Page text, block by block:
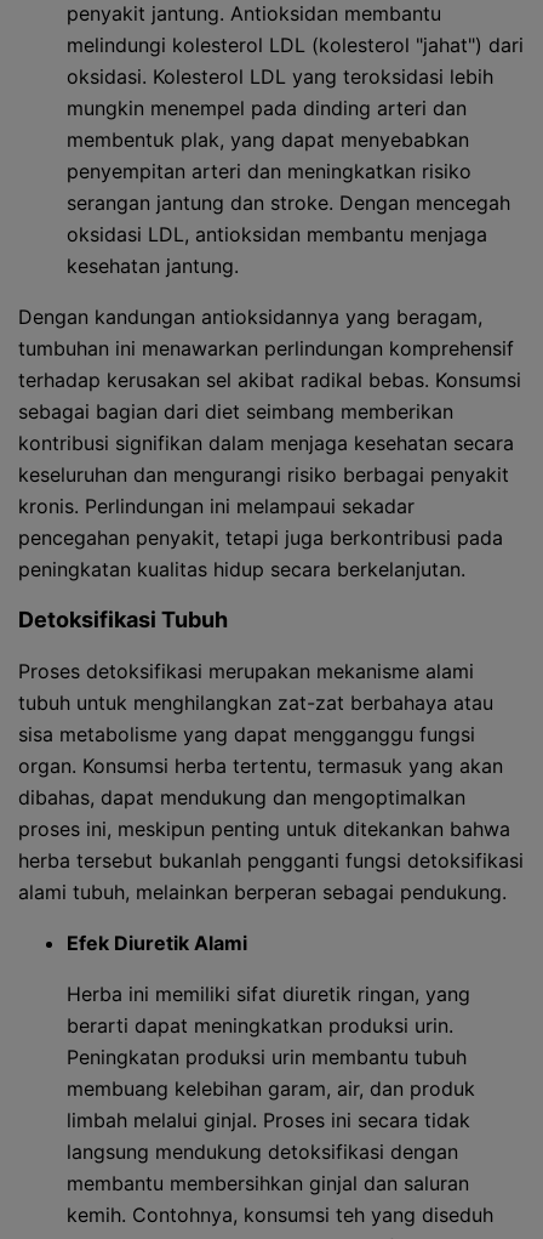
penyakit jantung. Antioksidan membantu
melindungi kolesterol LDL (kolesterol "jahat") dari
oksidasi. Kolesterol LDL yang teroksidasi lebih
mungkin menempel pada dinding arteri dan
membentuk plak, yang dapat menyebabkan
penyempitan arteri dan meningkatkan risiko
serangan jantung dan stroke. Dengan mencegah
oksidasi LDL, antioksidan membantu menjaga
kesehatan jantung.
Dengan kandungan antioksidannya yang beragam,
tumbuhan ini menawarkan perlindungan komprehensif
terhadap kerusakan sel akibat radikal bebas. Konsumsi
sebagai bagian dari diet seimbang memberikan
kontribusi signifikan dalam menjaga kesehatan secara
keseluruhan dan mengurangi risiko berbagai penyakit
kronis. Perlindungan ini melampaui sekadar
pencegahan penyakit, tetapi juga berkontribusi pada
peningkatan kualitas hidup secara berkelanjutan.
Detoksifikasi Tubuh
Proses detoksifikasi merupakan mekanisme alami
tubuh untuk menghilangkan zat-zat berbahaya atau
sisa metabolisme yang dapat mengganggu fungsi
organ. Konsumsi herba tertentu, termasuk yang akan
dibahas, dapat mendukung dan mengoptimalkan
proses ini, meskipun penting untuk ditekankan bahwa
herba tersebut bukanlah pengganti fungsi detoksifikasi
alami tubuh, melainkan berperan sebagai pendukung.
Efek Diuretik Alami
Herba ini memiliki sifat diuretik ringan, yang
berarti dapat meningkatkan produksi urin.
Peningkatan produksi urin membantu tubuh
membuang kelebihan garam, air, dan produk
limbah melalui ginjal. Proses ini secara tidak
langsung mendukung detoksifikasi dengan
membantu membersihkan ginjal dan saluran
kemih. Contohnya, konsumsi teh yang diseduh